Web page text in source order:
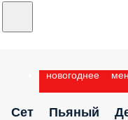
новогоднее
Сет Пьяный